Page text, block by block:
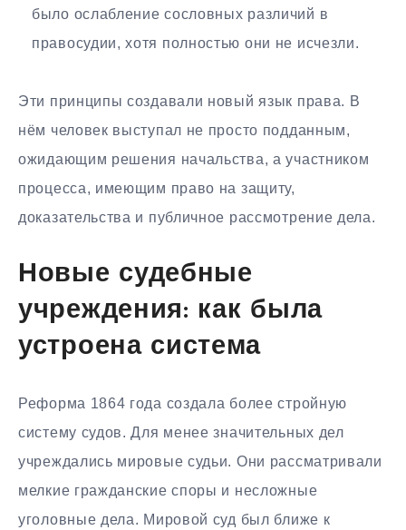
было ослабление сословных различий в
правосудии, хотя полностью они не исчезли.
Эти принципы создавали новый язык права. В
нём человек выступал не просто подданным,
ожидающим решения начальства, а участником
процесса, имеющим право на защиту,
доказательства и публичное рассмотрение дела.
Новые судебные
учреждения: как была
устроена система
Реформа 1864 года создала более стройную
систему судов. Для менее значительных дел
учреждались мировые судьи. Они рассматривали
мелкие гражданские споры и несложные
уголовные дела. Мировой суд был ближе к